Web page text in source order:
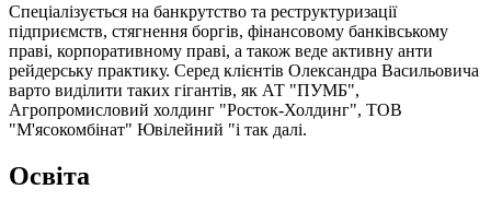
Спеціалізується на банкрутство та реструктуризації
підприємств, стягнення боргів, фінансовому банківському
праві, корпоративному праві, а також веде активну анти
рейдерську практику. Серед клієнтів Олександра Васильовича
варто виділити таких гігантів, як АТ "ПУМБ",
Агропромисловий холдинг "Росток-Холдинг", ТОВ
"М'ясокомбінат" Ювілейний "і так далі.
Освіта